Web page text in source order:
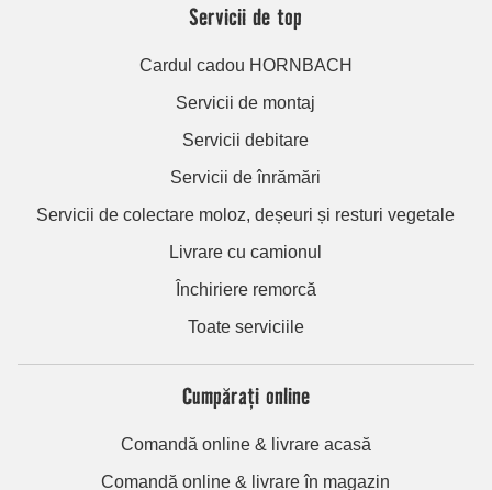
Servicii de top
Cardul cadou HORNBACH
Servicii de montaj
Servicii debitare
Servicii de înrămări
Servicii de colectare moloz, deșeuri și resturi vegetale
Livrare cu camionul
Închiriere remorcă
Toate serviciile
Cumpărați online
Comandă online & livrare acasă
Comandă online & livrare în magazin